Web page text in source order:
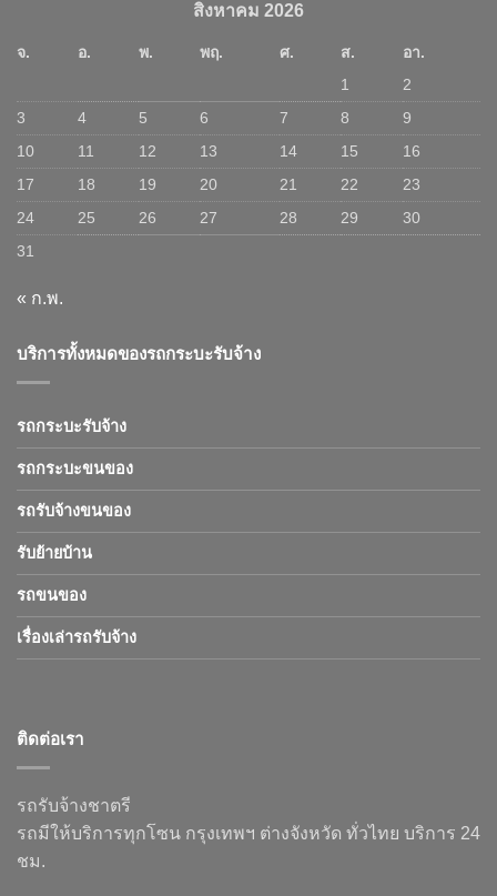
สิงหาคม 2026
จ. อ. พ. พฤ. ศ. ส.
อา.
1
2
3
4 5 6 7 8
9
10
11 12 13 14 15
16
17
18 19 20 21 22
23
24
25 26 27 28 29
30
31
« ก.พ.
บริการทั้งหมดของรถกระบะรับจ้าง
รถกระบะรับจ้าง
รถกระบะขนของ
รถรับจ้างขนของ
รับย้ายบ้าน
รถขนของ
เรื่องเล่ารถรับจ้าง
ติดต่อเรา
รถรับจ้างชาตรี
รถมีให้บริการทุกโซน กรุงเทพฯ ต่างจังหวัด ทั่วไทย บริการ 24
ชม.